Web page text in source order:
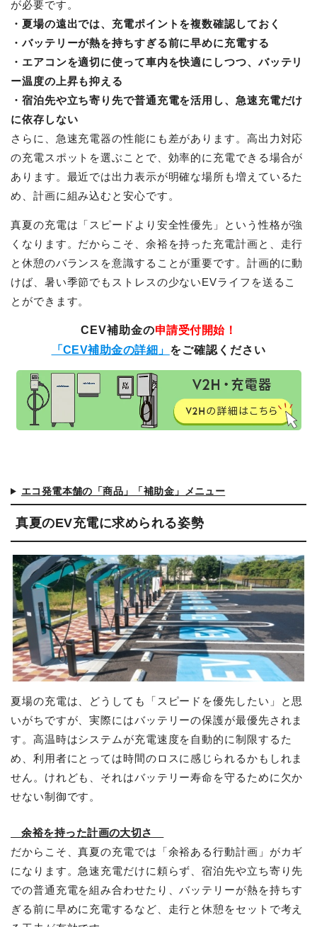
が必要です。
・夏場の遠出では、充電ポイントを複数確認しておく
・バッテリーが熱を持ちすぎる前に早めに充電する
・エアコンを適切に使って車内を快適にしつつ、バッテリ
ー温度の上昇も抑える
・宿泊先や立ち寄り先で普通充電を活用し、急速充電だけ
に依存しない
さらに、急速充電器の性能にも差があります。高出力対応
の充電スポットを選ぶことで、効率的に充電できる場合が
あります。最近では出力表示が明確な場所も増えているた
め、計画に組み込むと安心です。
真夏の充電は「スピードより安全性優先」という性格が強
くなります。だからこそ、余裕を持った充電計画と、走行
と休憩のバランスを意識することが重要です。計画的に動
けば、暑い季節でもストレスの少ないEVライフを送るこ
とができます。
CEV補助金の申請受付開始！
「CEV補助金の詳細」 をご確認ください
エコ発電本舗の「商品」「補助金」メニュー
真夏のEV充電に求められる姿勢
夏場の充電は、どうしても「スピードを優先したい」と思
いがちですが、実際にはバッテリーの保護が最優先されま
す。高温時はシステムが充電速度を自動的に制限するた
め、利用者にとっては時間のロスに感じられるかもしれま
せん。けれども、それはバッテリー寿命を守るために欠か
せない制御です。
余裕を持った計画の大切さ
だからこそ、真夏の充電では「余裕ある行動計画」がカギ
になります。急速充電だけに頼らず、宿泊先や立ち寄り先
での普通充電を組み合わせたり、バッテリーが熱を持ちす
ぎる前に早めに充電するなど、走行と休憩をセットで考え